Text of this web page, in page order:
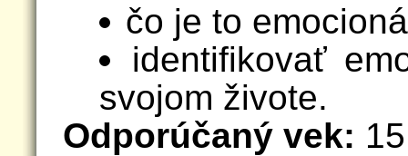
čo je to
identifikovať
svojom živote.
Odporúčaný vek: